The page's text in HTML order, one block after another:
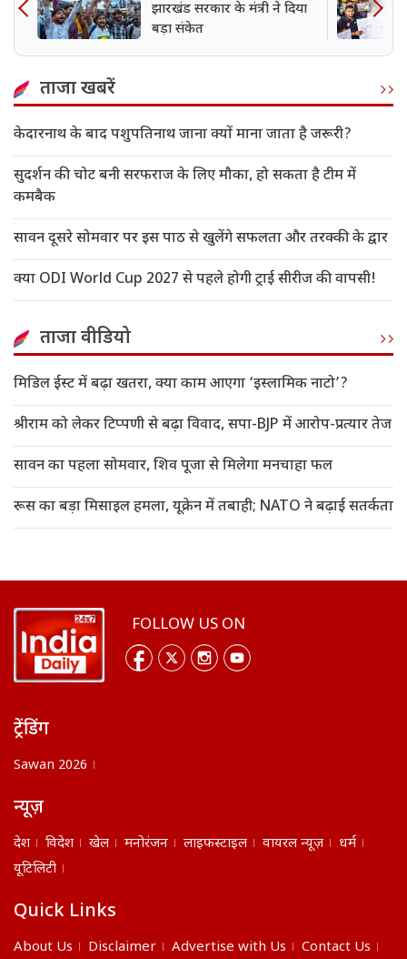
झारखंड सरकार के मंत्री ने दिया
बड़ा संकेत
ताजा खबरें
केदारनाथ के बाद पशुपतिनाथ जाना क्यों माना जाता है जरूरी?
सुदर्शन की चोट बनी सरफराज के लिए मौका, हो सकता है टीम में
कमबैक
सावन दूसरे सोमवार पर इस पाठ से खुलेंगे सफलता और तरक्की के द्वार
क्या ODI World Cup 2027 से पहले होगी ट्राई सीरीज की वापसी!
ताजा वीडियो
मिडिल ईस्ट में बढ़ा खतरा, क्या काम आएगा ‘इस्लामिक नाटो’?
श्रीराम को लेकर टिप्पणी से बढ़ा विवाद, सपा-BJP में आरोप-प्रत्यार तेज
सावन का पहला सोमवार, शिव पूजा से मिलेगा मनचाहा फल
रूस का बड़ा मिसाइल हमला, यूक्रेन में तबाही; NATO ने बढ़ाई सतर्कता
FOLLOW US ON
ट्रेंडिंग
Sawan 2026
न्यूज़
देश विदेश खेल मनोरंजन लाइफस्टाइल वायरल न्यूज़
धर्म
यूटिलिटी
Quick Links
About Us Disclaimer Advertise with Us Contact Us